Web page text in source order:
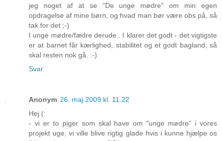
jeg noget af at se "De unge mødre" om min egen
opdragelse af mine børn, og hvad man bør være obs på, så
tak for det ;-)
I unge mødre/fædre derude.. I klarer det godt - det vigtigste
er at barnet får kærlighed, stabilitet og et godt bagland, så
skal resten nok gå. :-)
Svar
Anonym 26. maj 2009 kl. 11.22
Hej (:
- vi er to piger som skal have om "unge mødre" i vores
projekt uge, vi ville blive rigtig glade hvis i kunne hjælpe os